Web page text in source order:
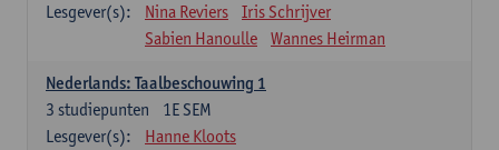
Lesgever(s):
Nina Reviers
Iris Schrijver
Sabien Hanoulle
Wannes Heirman
Nederlands: Taalbeschouwing 1
1E SEM
3 studiepunten
Lesgever(s):
Hanne Kloots